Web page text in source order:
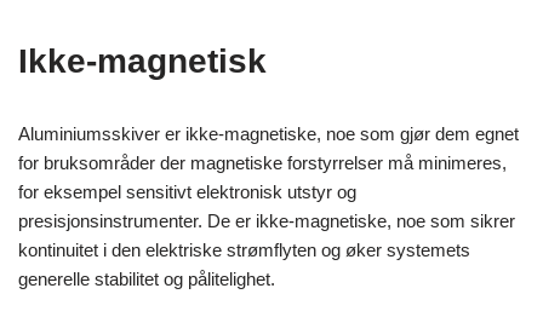
Ikke-magnetisk
Aluminiumsskiver er ikke-magnetiske, noe som gjør dem egnet
for bruksområder der magnetiske forstyrrelser må minimeres,
for eksempel sensitivt elektronisk utstyr og
presisjonsinstrumenter. De er ikke-magnetiske, noe som sikrer
kontinuitet i den elektriske strømflyten og øker systemets
generelle stabilitet og pålitelighet.